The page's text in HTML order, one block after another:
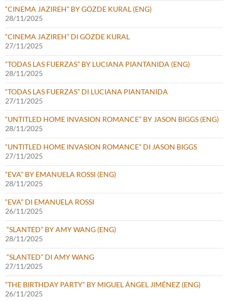
“CINEMA JAZIREH” BY GÖZDE KURAL (ENG)
28/11/2025
“CINEMA JAZIREH” DI GÖZDE KURAL
27/11/2025
“TODAS LAS FUERZAS” BY LUCIANA PIANTANIDA (ENG)
28/11/2025
“TODAS LAS FUERZAS” DI LUCIANA PIANTANIDA
27/11/2025
“UNTITLED HOME INVASION ROMANCE” BY JASON BIGGS (ENG)
28/11/2025
“UNTITLED HOME INVASION ROMANCE” DI JASON BIGGS
27/11/2025
“EVA” BY EMANUELA ROSSI (ENG)
28/11/2025
“EVA” DI EMANUELA ROSSI
26/11/2025
“SLANTED” BY AMY WANG (ENG)
28/11/2025
“SLANTED” DI AMY WANG
27/11/2025
“THE BIRTHDAY PARTY” BY MIGUEL ÁNGEL JIMÉNEZ (ENG)
26/11/2025